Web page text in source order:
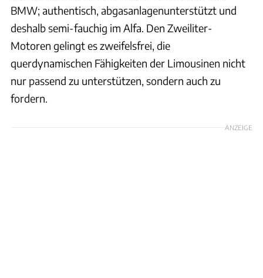
BMW; authentisch, abgasanlagenunterstützt und
deshalb semi-fauchig im Alfa. Den Zweiliter-
Motoren gelingt es zweifelsfrei, die
querdynamischen Fähigkeiten der Limousinen nicht
nur passend zu unterstützen, sondern auch zu
fordern.
ANZEIGE